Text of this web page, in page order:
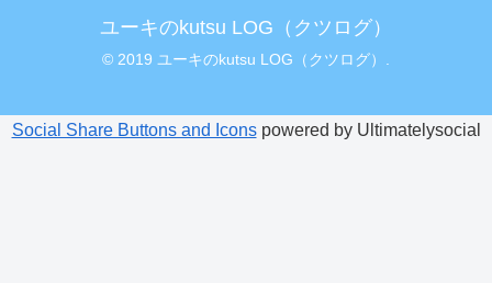
ユーキのkutsu LOG（クツログ）
© 2019 ユーキのkutsu LOG（クツログ）.
Social Share Buttons and Iconspowered by Ultimatelysocial